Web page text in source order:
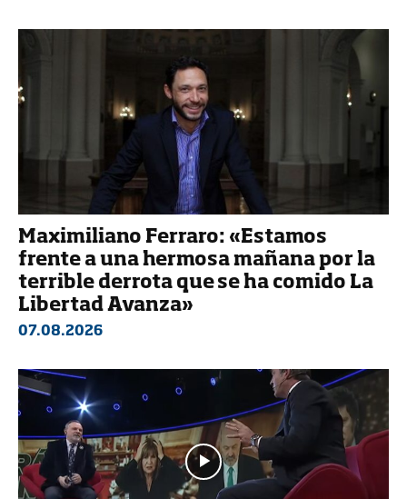
Maximiliano Ferraro: «Estamos
frente a una hermosa mañana por la
terrible derrota que se ha comido La
Libertad Avanza»
07.08.2026